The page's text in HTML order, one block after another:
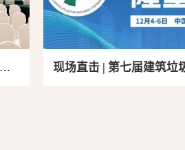
现场直击 | 第七届建筑垃